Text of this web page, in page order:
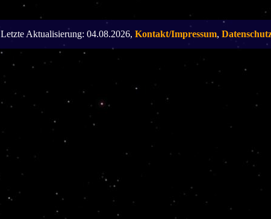
Letzte Aktualisierung: 04.08.2026, Kontakt/Impressum,